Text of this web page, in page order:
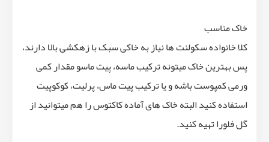
خاک مناسب
کلا خانواده سکولنت ها نیاز به خاکی سبک با زهکشی بالا دارند،
پس بهترین خاک میتونه ترکیب ماسه، پیت ماسو مقدار کمی
ورمی کمپوست باشه و یا ترکیب پیت ماس، پرلیت، کوکوپیت
استفاده کنید البته خاک های آماده کاکتوس را هم میتوانید از
گل فلورا تهیه کنید.